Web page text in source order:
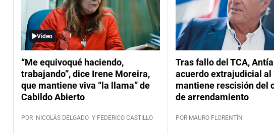
Video
“Me equivoqué haciendo,
trabajando”, dice Irene Moreira,
que mantiene viva “la llama” de
Cabildo Abierto
POR NICOLÁS DELGADO Y FEDERICO CASTILLO
Tras fallo del TCA,
acuerdo extrajudicial al
mantiene rescisión del
de arrendamiento
POR MAURO FLORENTÍN